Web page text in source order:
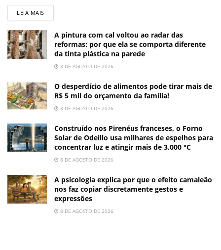
LEIA MAIS
A pintura com cal voltou ao radar das
reformas: por que ela se comporta diferente
da tinta plástica na parede
8 DE AGOSTO DE 2026
O desperdício de alimentos pode tirar mais de
R$ 5 mil do orçamento da família!
8 DE AGOSTO DE 2026
Construído nos Pirenéus franceses, o Forno
Solar de Odeillo usa milhares de espelhos para
concentrar luz e atingir mais de 3.000 °C
8 DE AGOSTO DE 2026
A psicologia explica por que o efeito camaleão
nos faz copiar discretamente gestos e
expressões
8 DE AGOSTO DE 2026